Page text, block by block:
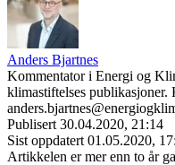
Anders Bjartnes
Kommentator i Energi og
klimastiftelses publikasjoner.
Publisert 30.04.2020, 21:14
Sist oppdatert 01.05.2020,
Artikkelen er mer enn to år